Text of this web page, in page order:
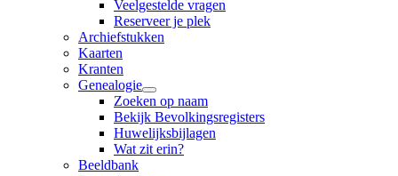
Veelgestelde vragen
Reserveer je plek
Archiefstukken
Kaarten
Kranten
Genealogie
Zoeken op naam
Bekijk Bevolkingsregisters
Huwelijksbijlagen
Wat zit erin?
Beeldbank